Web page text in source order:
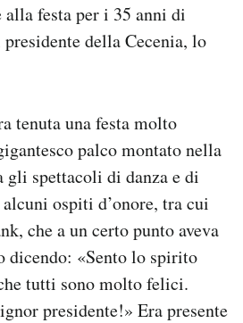
festa per i 35 anni di
della Cecenia, lo
tenuta una festa molto
palco montato nella
gli spettacoli di danza e di
ospiti d’onore, tra cui
che a un certo punto aveva
dicendo: «Sento lo spirito
tutti sono molto felici.
presidente!» Era presente